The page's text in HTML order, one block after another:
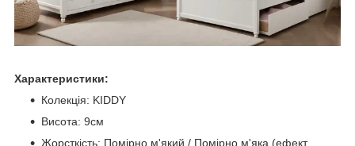
Характеристики:
Колекція: KIDDY
Висота: 9см
Жорсткість: Помірно м'який / Помірно м'яка (ефект